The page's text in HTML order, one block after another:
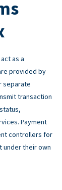
as a
provided by
separate
transaction
Payment
controllers for
under their own